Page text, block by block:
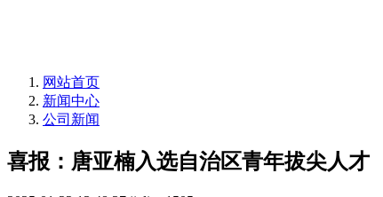
网站首页
新闻中心
公司新闻
喜报：唐亚楠入选自治区青年拔尖人才